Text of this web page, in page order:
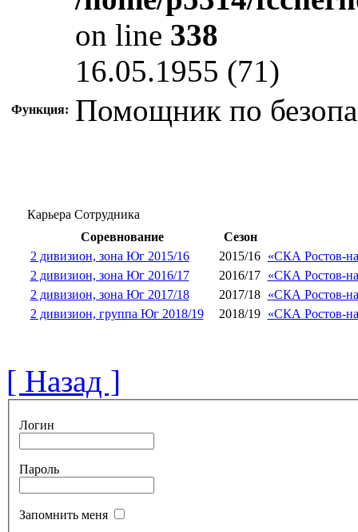
on line 338
16.05.1955 (71)
Функция: Помощник по
Карьера Сотрудника
Соревнование
Сезон
2 дивизион, зона Юг 2015/16
2015/16
«СКА Ростов-
2 дивизион, зона Юг 2016/17
2016/17
«СКА Ростов-
2 дивизион, зона Юг 2017/18
2017/18
«СКА Ростов-
2 дивизион, группа Юг 2018/19
2018/19 «СКА Ростов-
[ Назад ]
Логин
Пароль
Запомнить меня